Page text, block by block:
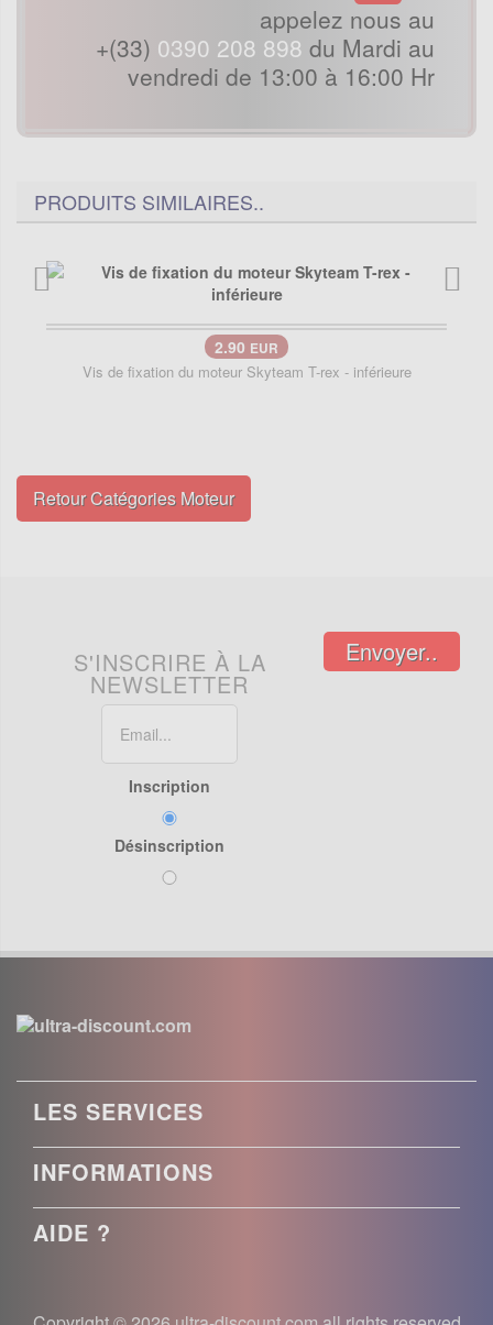
appelez nous au
+(33) 0390 208 898 du Mardi au
vendredi de 13:00 à 16:00 Hr
PRODUITS SIMILAIRES..
2.90 EUR
Vis de fixation du moteur Skyteam T-rex - inférieure
Retour Catégories Moteur
S'INSCRIRE À LA
NEWSLETTER
Inscription
Désinscription
Envoyer..
LES SERVICES
INFORMATIONS
AIDE ?